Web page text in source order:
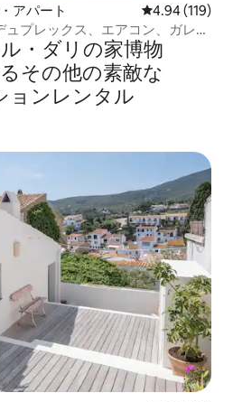
アパート レビュー119
4.94 (119)
プレックス、エアコン、ガレー
・ダリの家博物
そ⁠の⁠他⁠の素⁠敵⁠な
ョ⁠ン⁠レ⁠ン⁠タ⁠ル